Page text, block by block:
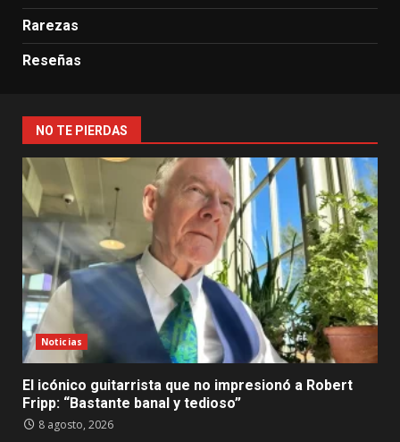
Rarezas
Reseñas
NO TE PIERDAS
Noticias
El icónico guitarrista que no impresionó a Robert
Fripp: “Bastante banal y tedioso”
8 agosto, 2026